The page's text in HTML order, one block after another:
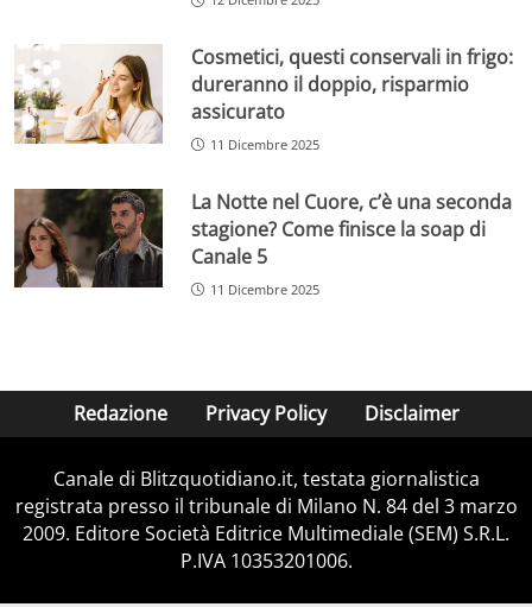
Cosmetici, questi conservali in frigo:
dureranno il doppio, risparmio
assicurato
11 Dicembre 2025
La Notte nel Cuore, c’è una seconda
stagione? Come finisce la soap di
Canale 5
11 Dicembre 2025
Redazione Privacy Policy Disclaimer
Canale di Blitzquotidiano.it, testata giornalistica
registrata presso il tribunale di Milano N. 84 del 3 marzo
2009. Editore Società Editrice Multimediale (SEM) S.R.L.
P.IVA 10353201006.